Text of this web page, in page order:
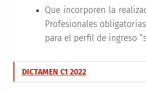
Que incorporen la
Profesionales
para el perfil de ingreso
DICTAMEN C1 2022